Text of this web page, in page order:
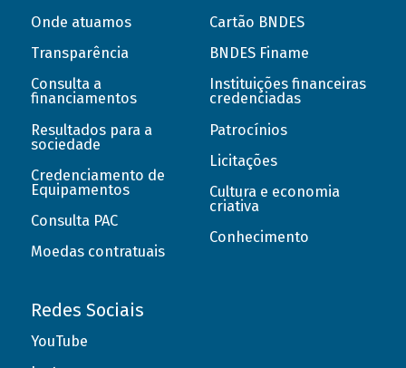
Onde atuamos
Transparência
Consulta a
financiamentos
Resultados para a
sociedade
Credenciamento de
Equipamentos
Consulta PAC
Moedas contratuais
Cartão BNDES
BNDES Finame
Instituições financeiras
credenciadas
Patrocínios
Licitações
Cultura e economia
criativa
Conhecimento
Redes Sociais
YouTube